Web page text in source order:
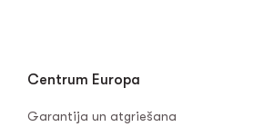
Centrum Europa
Garantija un atgriešana